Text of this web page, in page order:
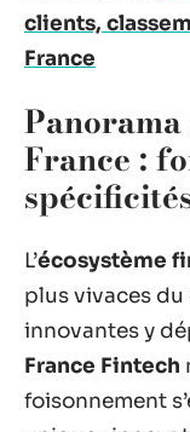
clients,
France
France :
L’écosystème
plus vivaces
innovantes y
France Fintech
foisonnement